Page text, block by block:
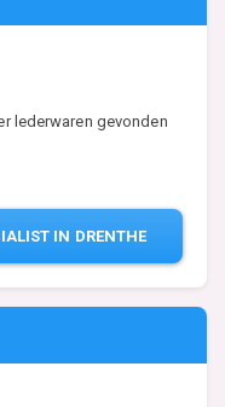
lederwaren gevonden
IN DRENTHE